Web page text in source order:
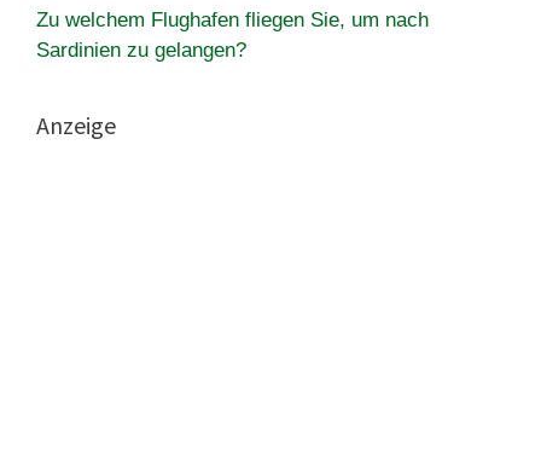
Zu welchem ​​Flughafen fliegen Sie, um nach
Sardinien zu gelangen?
Anzeige